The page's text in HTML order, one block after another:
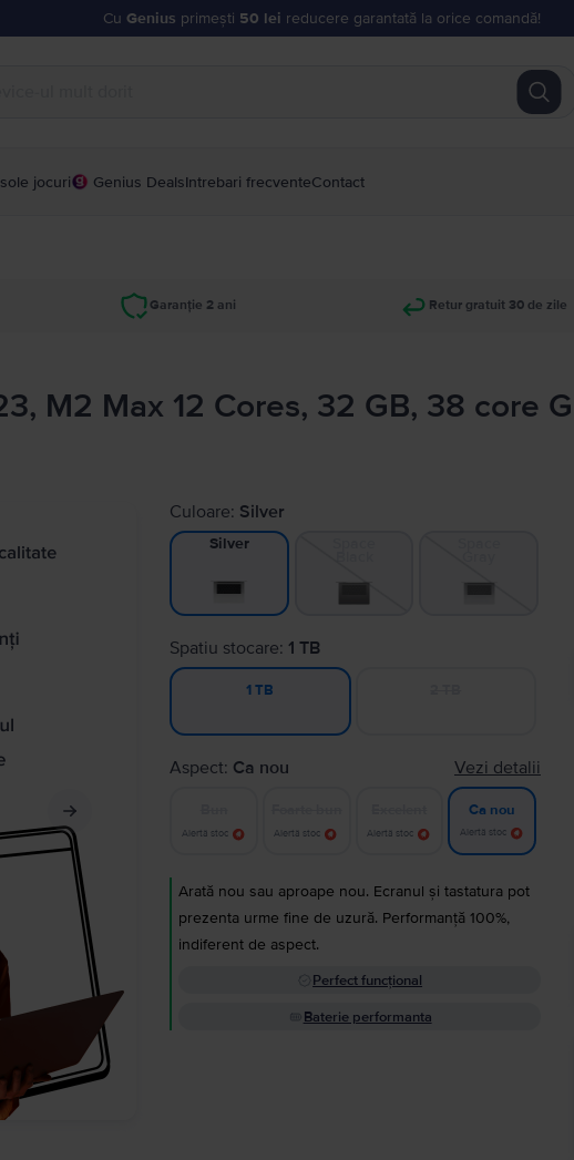
Cu Genius primești 50 lei reducere garantată la orice comandă!
jocuri Genius DealsIntrebari frecventeContact
Garanție 2 ani Retur gratuit 30 de zile
M2 Max 12 Cores, 32 GB, 38 core
Culoare: Silver
Silver
Spatiu stocare: 1 TB
1 TB
Aspect: Ca nou Vezi detalii
Alertă stoc Alertă stoc Alertă stoc
Ca nou
Alertă stoc
Arată nou sau aproape nou. Ecranul și tastatura pot
prezenta urme fine de uzură. Performanță 100%,
indiferent de aspect.
Perfect funcțional
Baterie performanta